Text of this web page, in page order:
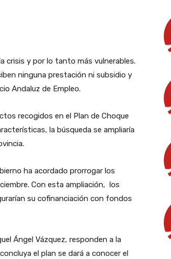
crisis y por lo tanto más vulnerables.
ninguna prestación ni subsidio y
Andaluz de Empleo.
recogidos en el Plan de Choque
la búsqueda se ampliaría
ha acordado prorrogar los
Con esta ampliación, los
su cofinanciación con fondos
Ángel Vázquez, responden a la
el plan se dará a conocer el